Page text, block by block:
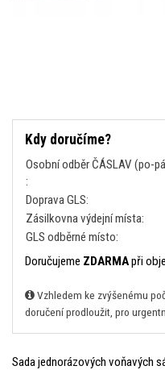
Kdy doručíme?
Osobní odběr ČÁSLAV (po-
:
Doprava GLS:
Zásilkovna výdejní místa:
GLS odběrné místo:
Doručujeme ZDARMApři
Vzhledem ke zvýšenému
doručení prodloužit, pro
Sada jednorázových voňavých